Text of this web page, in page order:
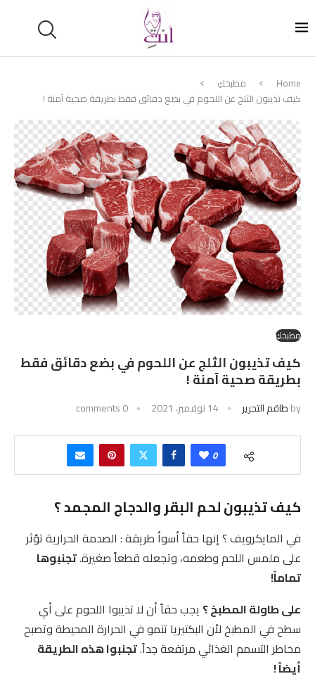
Home
مطبخكِ
كيف تذيبون الثلج عن اللحوم في بضع دقائق فقط بطريقة صحية آمنة !
مطبخكِ
كيف تذيبون الثلج عن اللحوم في بضع دقائق فقط
بطريقة صحية آمنة !
byطاقم التحرير 14 نوفمبر، 2021 0 comments
0
كيف تذيبون لحم البقر والدجاج المجمد ؟
في المايكرويف ؟ إنها حقاً أسوأ طريقة : الصدمة الحرارية تؤثر
على ملمس اللحم وطعمه، وتجعله قطعاً صغيرة.تجنبوها
تماماً!
على طاولة المطبخ ؟ يجب حقاً أن لا تذيبوا اللحوم على أي
سطح في المطبخ لأن البكتيريا تنمو في الحرارة المحيطة وتصبح
مخاطر التسمم الغذائي مرتفعة جداً.تجنبوا هذه الطريقة
أيضاً !